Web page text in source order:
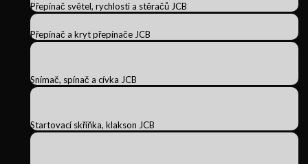
Přepínač světel, rychlosti a stěračů JCB
Přepínač a kryt přepínače JCB
Snímač, spínač a cívka JCB
Startovací skříňka, klakson JCB